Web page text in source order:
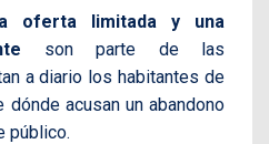
oferta limitada y una
son parte de las
a diario los habitantes de
acusan un abandono
público.